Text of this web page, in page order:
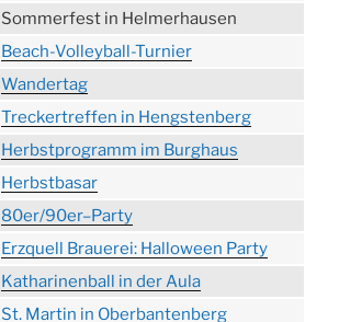
Sommerfest in Helmerhausen
Beach-Volleyball-Turnier
Wandertag
Treckertreffen in Hengstenberg
Herbstprogramm im Burghaus
Herbstbasar
80er/90er–Party
Erzquell Brauerei: Halloween Party
Katharinenball in der Aula
St. Martin in Oberbantenberg